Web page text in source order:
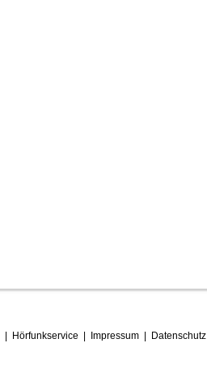
Hörfunkservice Impressum| Datenschutz